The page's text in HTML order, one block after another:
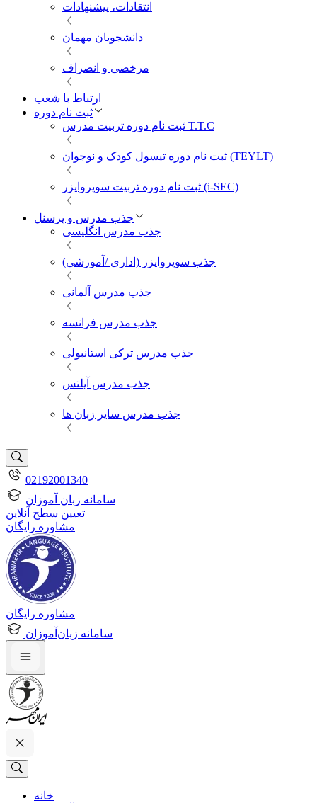
انتقادات، پیشنهادات
دانشجویان مهمان
مرخصی و انصراف
ارتباط با شعب
ثبت نام دوره
ثبت نام دوره تربیت مدرس T.T.C
ثبت نام دوره تیسول کودک و نوجوان (TEYLT)
ثبت نام دوره تربیت سوپروایزر (i-SEC)
جذب مدرس و پرسنل
جذب مدرس انگلیسی
جذب سوپروایزر (اداری /آموزشی)
جذب مدرس آلمانی
جذب مدرس فرانسه
جذب مدرس ترکی استانبولی
جذب مدرس آیلتس
جذب مدرس سایر زبان ها
02192001340
سامانه زبان آموزان
تعیین سطح آنلاین
مشاوره رایگان
مشاوره رایگان
سامانه زبان‌آموزان
خانه